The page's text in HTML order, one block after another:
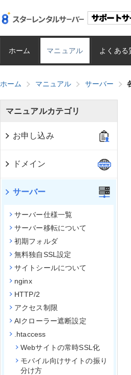
ホーム マニュアル よくある
ホーム マニュアル サーバー
マニュアルカテゴリ
お申し込み
ドメイン
サーバー
サーバー仕様一覧
サーバー移転について
初期フォルダ
無料独自SSL設定
サイトシールについて
nginx
HTTP/2
アクセス制限
AIクローラー遮断設定
.htaccess
Webサイトの常時SSL化
モバイル向けサイトの振り
分け方